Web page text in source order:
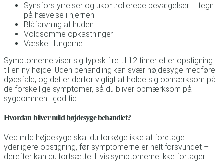
Synsforstyrrelser og ukontrollerede bevægelser – tegn
på hævelse i hjernen
Blåfarvning af huden
Voldsomme opkastninger
Væske i lungerne
Symptomerne viser sig typisk fire til 12 timer efter opstigning
til en ny højde. Uden behandling kan svær højdesyge medføre
dødsfald, og det er derfor vigtigt at holde sig opmærksom på
de forskellige symptomer, så du bliver opmærksom på
sygdommen i god tid.
Hvordan bliver mild højdesyge behandlet?
Ved mild højdesyge skal du forsøge ikke at foretage
yderligere opstigning, før symptomerne er helt forsvundet –
derefter kan du fortsætte. Hvis symptomerne ikke fortager